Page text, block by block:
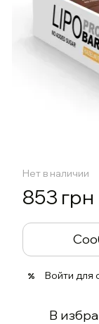
Нет в наличии
853 грн
% Войти для
В